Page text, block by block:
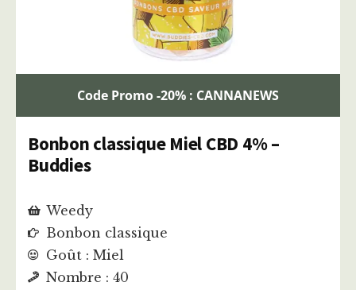
Code Promo -20% : CANNANEWS
Bonbon classique Miel CBD 4% –
Buddies
Weedy
Bonbon classique
Goût : Miel
Nombre : 40